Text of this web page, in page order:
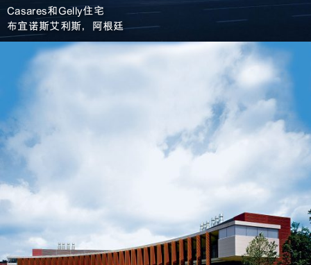
Casares和Gelly住宅
布宜诺斯艾利斯，阿根廷